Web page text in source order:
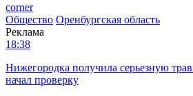
corner
Общество Оренбургская область
Реклама
18:38
Нижегородка получила серьезную
начал проверку